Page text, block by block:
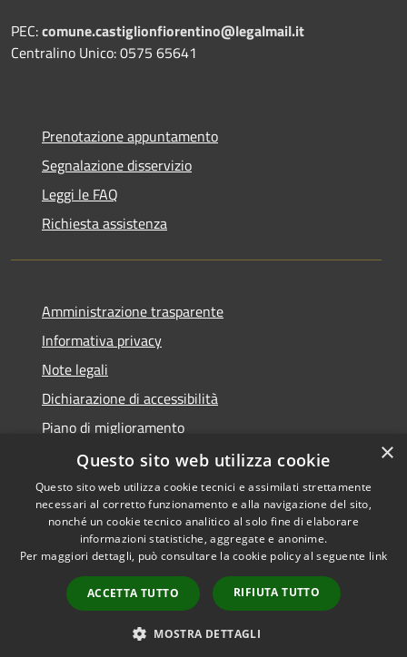
PEC:comune.castiglionfiorentino@legalmail.it
Centralino Unico: 0575 65641
Prenotazione appuntamento
Segnalazione disservizio
Leggi le FAQ
Richiesta assistenza
Amministrazione trasparente
Informativa privacy
Note legali
Dichiarazione di accessibilità
Piano di miglioramento
Accessibilità
Privacy
Mappa del sito
Copyright © 2026 • Comune di
Castiglion Fiorentino •
Powered byMunicipium •
Accesso redazione
×
Questo sito web utilizza cookie
Questo sito web utilizza cookie tecnici e assimilati strettamente
necessari al corretto funzionamento e alla navigazione del sito,
nonché un cookie tecnico analitico al solo fine di elaborare
informazioni statistiche, aggregate e anonime.
Per maggiori dettagli, può consultare la cookie policy al seguente link
ACCETTA TUTTO RIFIUTA TUTTO
MOSTRA DETTAGLI